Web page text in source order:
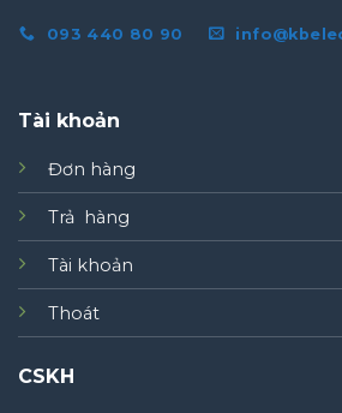
093 440 80 90
Tài khoản
Đơn hàng
Trả hàng
Tài khoản
Thoát
CSKH